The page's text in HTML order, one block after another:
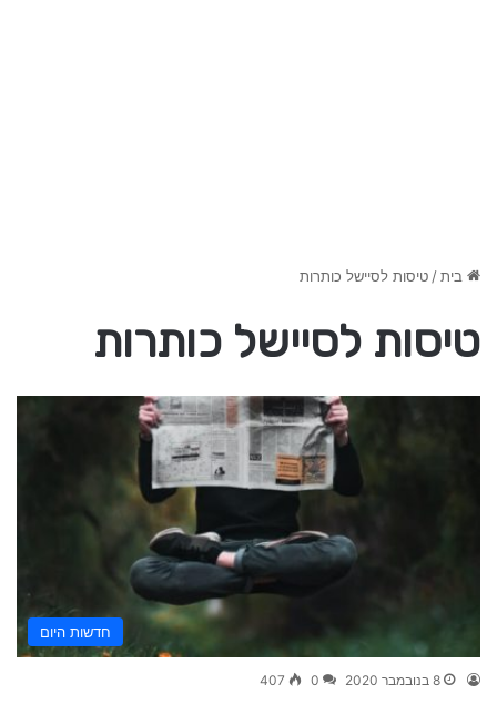
בית/טיסות לסיישל כותרות
טיסות לסיישל כותרות
חדשות היום
8 בנובמבר 2020 0
407